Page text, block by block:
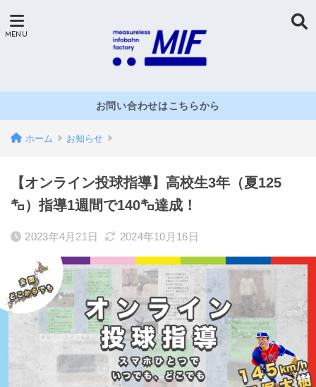
お問い合わせはこちらから
ホーム お知らせ
【オンライン投球指導】高校生3年（夏125
㌔）指導1週間で140㌔達成！
2023年4月21日 2024年10月16日